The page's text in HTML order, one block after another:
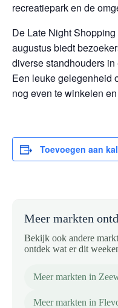
recreatiepark en de
De Late Night
augustus biedt
diverse standhouders
Een leuke gelegenheid
nog even te winkelen
Toevoegen aan
Meer markten
Bekijk ook andere
ontdek wat er dit
Meer markten in
Meer markten in